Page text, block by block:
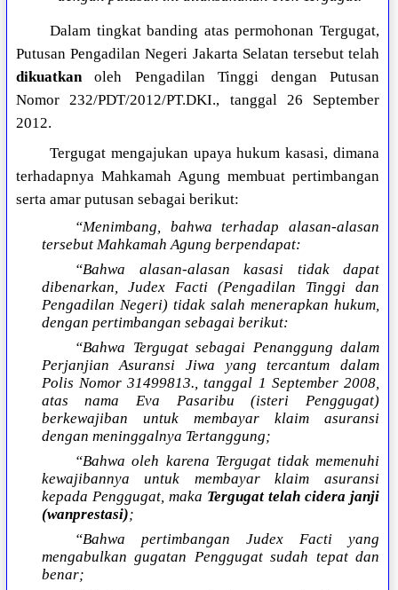
Dalam tingkat banding atas permohonan Tergugat,
Putusan Pengadilan Negeri Jakarta Selatan tersebut telah
dikuatkanoleh Pengadilan Tinggi dengan Putusan
Nomor 232/PDT/2012/PT.DKI., tanggal 26 September
2012.
Tergugat mengajukan upaya hukum kasasi, dimana
terhadapnya Mahkamah Agung membuat pertimbangan
serta amar putusan sebagai berikut:
“Menimbang, bahwa terhadap alasan-alasan
tersebut Mahkamah Agung berpendapat:
“Bahwa alasan-alasan kasasi tidak dapat
dibenarkan, Judex Facti (Pengadilan Tinggi dan
Pengadilan Negeri) tidak salah menerapkan hukum,
dengan pertimbangan sebagai berikut:
“Bahwa Tergugat sebagai Penanggung dalam
Perjanjian Asuransi Jiwa yang tercantum dalam
Polis Nomor 31499813., tanggal 1 September 2008,
atas nama Eva Pasaribu (isteri Penggugat)
berkewajiban untuk membayar klaim asuransi
dengan meninggalnya Tertanggung;
“Bahwa oleh karena Tergugat tidak memenuhi
kewajibannya untuk membayar klaim asuransi
kepada Penggugat, maka Tergugat telah cidera janji
(wanprestasi);
“Bahwa pertimbangan Judex Facti yang
mengabulkan gugatan Penggugat sudah tepat dan
benar;